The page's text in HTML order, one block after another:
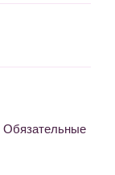
Обязательные